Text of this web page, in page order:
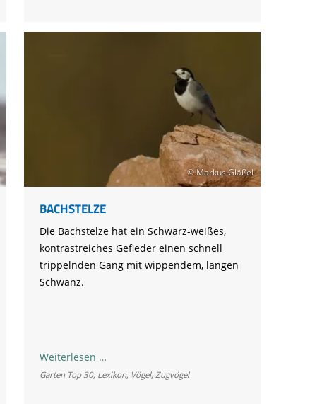
© Markus Gläßel
BACHSTELZE
Die Bachstelze hat ein Schwarz-weißes,
kontrastreiches Gefieder einen schnell
trippelnden Gang mit wippendem, langen
Schwanz.
Weiterlesen …Bachstelze
Garten Top 30, Lexikon, Vögel, Zugvögel